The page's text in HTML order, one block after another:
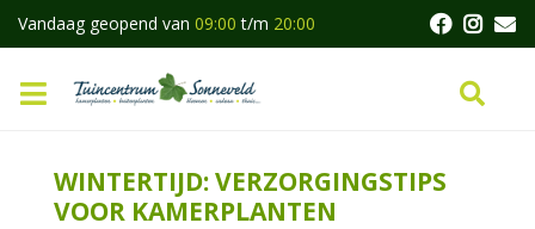
Vandaag geopend van 09:00 t/m 20:00
WINTERTIJD: VERZORGINGSTIPS
VOOR KAMERPLANTEN